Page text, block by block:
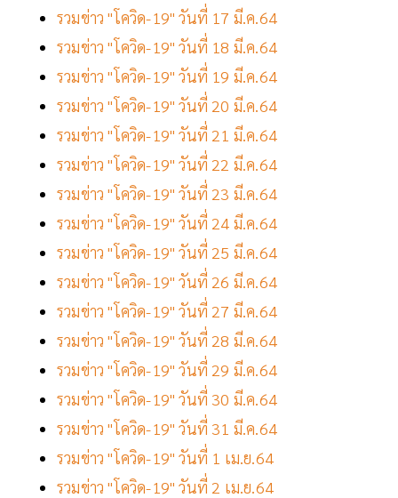
รวมข่าว "โควิด-19" วันที่ 17 มี.ค.64
รวมข่าว "โควิด-19" วันที่ 18 มี.ค.64
รวมข่าว "โควิด-19" วันที่ 19 มี.ค.64
รวมข่าว "โควิด-19" วันที่ 20 มี.ค.64
รวมข่าว "โควิด-19" วันที่ 21 มี.ค.64
รวมข่าว "โควิด-19" วันที่ 22 มี.ค.64
รวมข่าว "โควิด-19" วันที่ 23 มี.ค.64
รวมข่าว "โควิด-19" วันที่ 24 มี.ค.64
รวมข่าว "โควิด-19" วันที่ 25 มี.ค.64
รวมข่าว "โควิด-19" วันที่ 26 มี.ค.64
รวมข่าว "โควิด-19" วันที่ 27 มี.ค.64
รวมข่าว "โควิด-19" วันที่ 28 มี.ค.64
รวมข่าว "โควิด-19" วันที่ 29 มี.ค.64
รวมข่าว "โควิด-19" วันที่ 30 มี.ค.64
รวมข่าว "โควิด-19" วันที่ 31 มี.ค.64
รวมข่าว "โควิด-19" วันที่ 1 เม.ย.64
รวมข่าว "โควิด-19" วันที่ 2 เม.ย.64